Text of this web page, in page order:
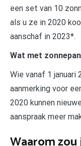
een set van 10
als u ze in 2020
aanschaf in 2023*.
Wat met
Wie vanaf 1
aanmerking voor
2020 kunnen
aanspraak meer